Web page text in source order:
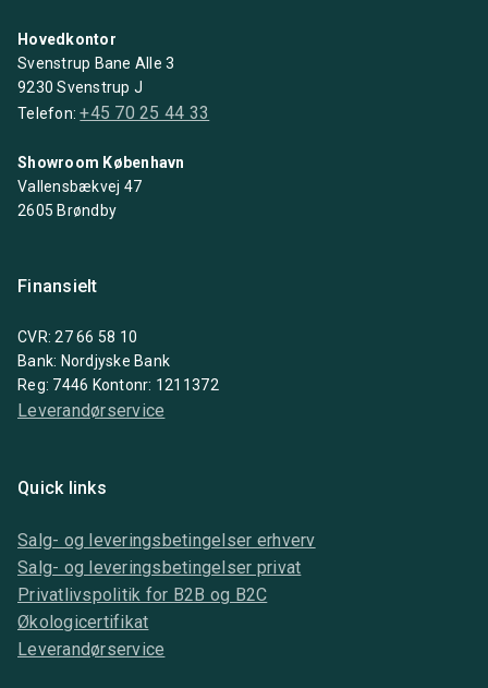
Hovedkontor
Svenstrup Bane Alle 3
9230 Svenstrup J
Telefon:+45 70 25 44 33
Showroom København
Vallensbækvej 47
2605 Brøndby
Finansielt
CVR: 27 66 58 10
Bank: Nordjyske Bank
Reg: 7446 Kontonr: 1211372
Leverandørservice
Quick links
Salg- og leveringsbetingelser erhverv
Salg- og leveringsbetingelser privat
Privatlivspolitik for B2B og B2C
Økologicertifikat
Leverandørservice